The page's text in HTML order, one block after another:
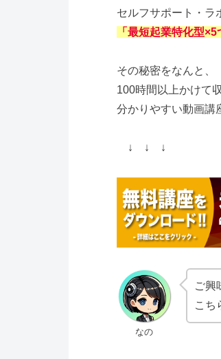
セルフサポート・ラ
「最短起業特化型
その秘密をなんと、
100時間以上かけて
分かりやすい動画講
↓ ↓ ↓
なの
ご興
こち